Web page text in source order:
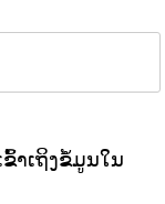
າເຖິງຂໍ້ມູນໃນ